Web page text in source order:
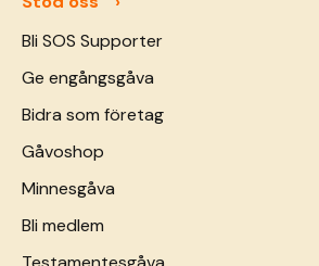
Bli SOS Supporter
Ge engångsgåva
Bidra som företag
Gåvoshop
Minnesgåva
Bli medlem